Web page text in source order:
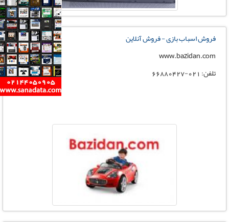
فروش اسباب بازی - فروش آنلاین
www.bazidan.com
تلفن: 021-66880427